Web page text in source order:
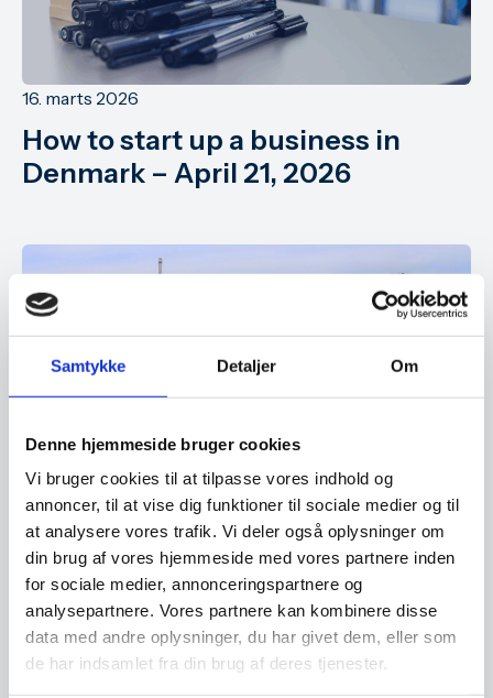
Samtykke Detaljer Om
Denne hjemmeside bruger cookies
Vi bruger cookies til at tilpasse vores indhold og
annoncer, til at vise dig funktioner til sociale medier og til
at analysere vores trafik. Vi deler også oplysninger om
din brug af vores hjemmeside med vores partnere inden
for sociale medier, annonceringspartnere og
analysepartnere. Vores partnere kan kombinere disse
data med andre oplysninger, du har givet dem, eller som
de har indsamlet fra din brug af deres tjenester.
How to start up a business in
Denmark – April 21, 2026
16. marts 2026
Informationsmøde for
internationale om boligkøb i
Danmark
24. februar 2026